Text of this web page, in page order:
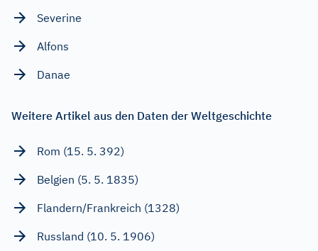
Severine
Alfons
Danae
Weitere Artikel aus den Daten der Weltgeschichte
Rom (15. 5. 392)
Belgien (5. 5. 1835)
Flandern/Frankreich (1328)
Russland (10. 5. 1906)